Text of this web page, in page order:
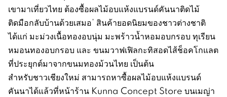
เขามาเที่ยวไทย ต้องซื้อผลไม้อบแห้งแบรนด์คันนาติดไม้
ติดมือกลับบ้านด้วยเสมอ’ สินค้ายอดนิยมของชาวต่างชาติ
ได้แก่ มะม่วงเนื้อทองอบนุ่ม มะพร้าวน้ำหอมอบกรอบ ทุเรียน
หมอนทองอบกรอบ และ ขนมวาฟเฟิลกะทิสอดไส้ช็อคโกแลต
ที่ประยุกต์มาจากขนมทองม้วนไทย เป็นต้น
สำหรับชาวเชียงใหม่ สามารถหาซื้อผลไม้อบแห้งแบรนด์
คันนาได้แล้วที่หน้าร้าน Kunna Concept Store บนเมญ่า